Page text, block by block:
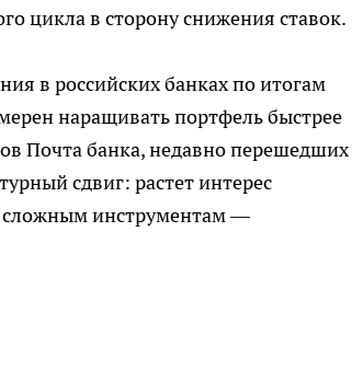
цикла в сторону снижения ставок.
в российских банках по итогам
наращивать портфель быстрее
Почта банка, недавно перешедших
сдвиг: растет интерес
сложным инструментам —